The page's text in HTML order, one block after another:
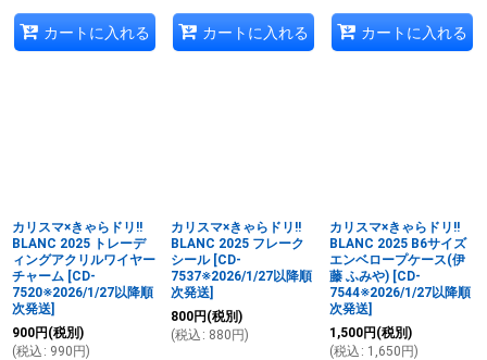
カートに入れる カートに入れる カートに入れる
カリスマ×きゃらドリ!!
BLANC 2025 トレーデ
ィングアクリルワイヤー
チャーム [CD-
7520※2026/1/27以降順
次発送]
900円 (税別)
(税込 : 990 円)
カリスマ×きゃらドリ!!
BLANC 2025 フレーク
シール [CD-
7537※2026/1/27以降順
次発送]
800円 (税別)
(税込 : 880 円)
カリスマ×きゃらドリ!!
BLANC 2025 B6サイズ
エンベロープケース(伊
藤 ふみや) [CD-
7544※2026/1/27以降順
次発送]
1,500円 (税別)
(税込 : 1,650 円)